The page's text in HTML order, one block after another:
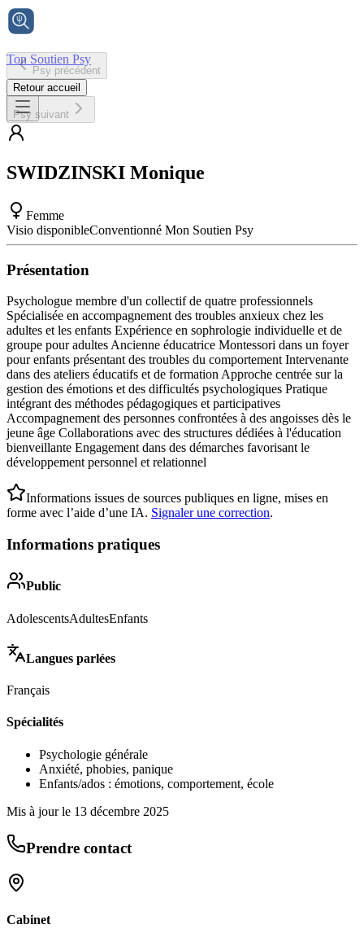
Ton Soutien Psy
Accueil
Psy précédent
Retour accueil
Psy suivant
SWIDZINSKI Monique
Femme
Visio disponibleConventionné Mon Soutien Psy
Présentation
Psychologue membre d'un collectif de quatre professionnels
Spécialisée en accompagnement des troubles anxieux chez les
adultes et les enfants Expérience en sophrologie individuelle et de
groupe pour adultes Ancienne éducatrice Montessori dans un foyer
pour enfants présentant des troubles du comportement Intervenante
dans des ateliers éducatifs et de formation Approche centrée sur la
gestion des émotions et des difficultés psychologiques Pratique
intégrant des méthodes pédagogiques et participatives
Accompagnement des personnes confrontées à des angoisses dès le
jeune âge Collaborations avec des structures dédiées à l'éducation
bienveillante Engagement dans des démarches favorisant le
développement personnel et relationnel
Informations issues de sources publiques en ligne, mises en
forme avec l’aide d’une IA. Signaler une correction.
Informations pratiques
Public
AdolescentsAdultesEnfants
Langues parlées
Français
Spécialités
Psychologie générale
Anxiété, phobies, panique
Enfants/ados : émotions, comportement, école
Mis à jour le 13 décembre 2025
Prendre contact
Cabinet